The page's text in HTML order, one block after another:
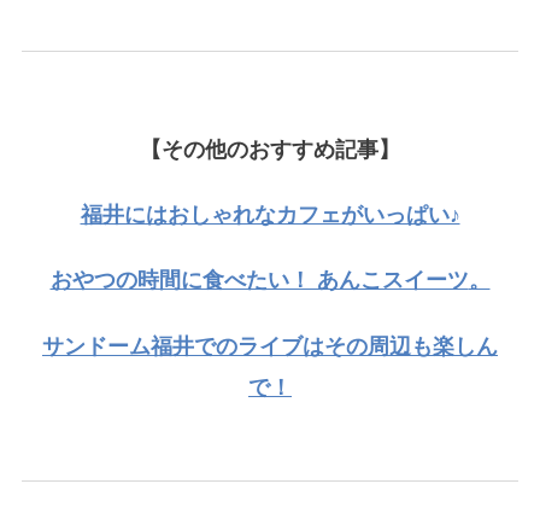
【その他のおすすめ記事】
福井にはおしゃれなカフェがいっぱい♪
おやつの時間に食べたい！ あんこスイーツ。
サンドーム福井でのライブはその周辺も楽しん
で！